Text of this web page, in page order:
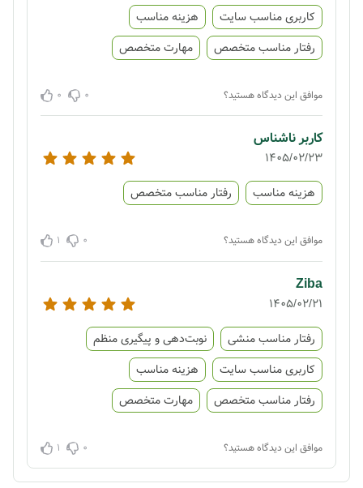
کاربری مناسب سایت
هزینه مناسب
رفتار مناسب متخصص
مهارت متخصص
موافق این دیدگاه هستید؟ 0
0
کاربر ناشناس
1405/02/23
هزینه مناسب
رفتار مناسب متخصص
موافق این دیدگاه هستید؟ 0
1
Ziba
1405/02/21
رفتار مناسب منشی
نوبت‌دهی و پیگیری منظم
کاربری مناسب سایت
هزینه مناسب
رفتار مناسب متخصص
مهارت متخصص
موافق این دیدگاه هستید؟ 0
1